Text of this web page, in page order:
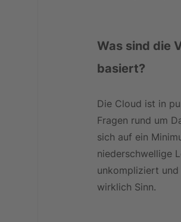
Was sind die
basiert?
Die Cloud ist in
Fragen rund um
sich auf ein
niederschwellige
unkompliziert
wirklich Sinn.